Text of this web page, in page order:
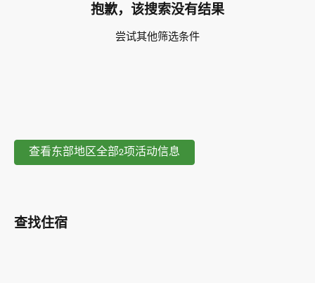
抱歉，该搜索没有结果
尝试其他筛选条件
查看东部地区全部2项活动信息
查找住宿